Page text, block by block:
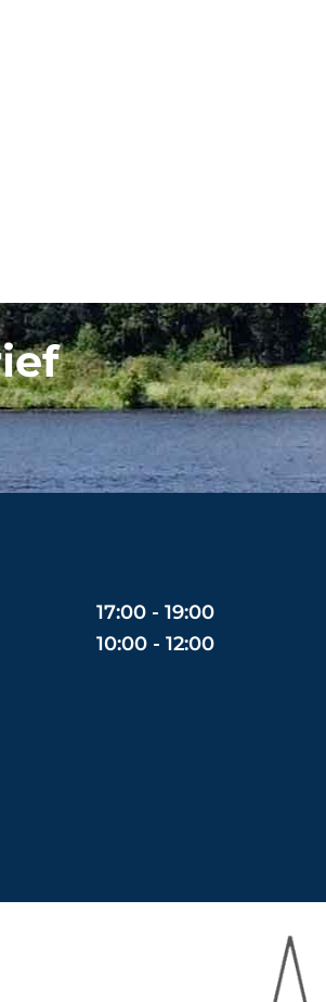
17:00 - 19:00
10:00 - 12:00